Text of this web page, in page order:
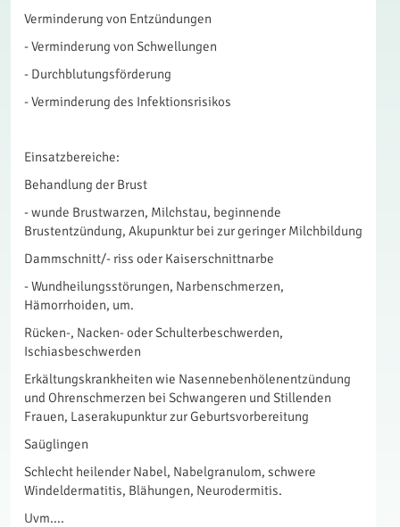
Verminderung von Entzündungen
- Verminderung von Schwellungen
- Durchblutungsförderung
- Verminderung des Infektionsrisikos
Einsatzbereiche:
Behandlung der Brust
- wunde Brustwarzen, Milchstau, beginnende
Brustentzündung, Akupunktur bei zur geringer Milchbildung
Dammschnitt/- riss oder Kaiserschnittnarbe
- Wundheilungsstörungen, Narbenschmerzen,
Hämorrhoiden, um.
Rücken-, Nacken- oder Schulterbeschwerden,
Ischiasbeschwerden
Erkältungskrankheiten wie Nasennebenhölenentzündung
und Ohrenschmerzen bei Schwangeren und Stillenden
Frauen, Laserakupunktur zur Geburtsvorbereitung
Saüglingen
Schlecht heilender Nabel, Nabelgranulom, schwere
Windeldermatitis, Blähungen, Neurodermitis.
Uvm....